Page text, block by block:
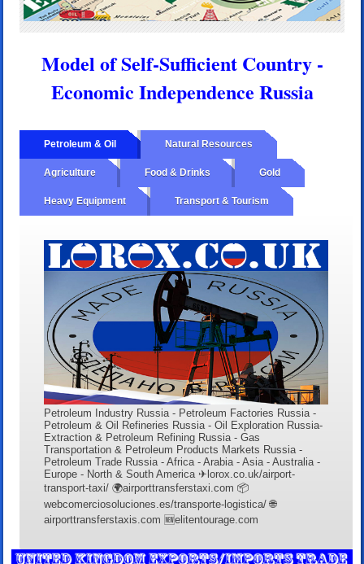
Model of Self-Sufficient Country -
Economic Independence Russia
Petroleum & Oil Natural Resources
Agriculture Food & Drinks Gold
Heavy Equipment Transport & Tourism
Petroleum Industry Russia - Petroleum Factories Russia -
Petroleum & Oil Refineries Russia - Oil Exploration Russia-
Extraction & Petroleum Refining Russia - Gas
Transportation & Petroleum Products Markets Russia -
Petroleum Trade Russia - Africa - Arabia - Asia - Australia -
Europe - North & South America ✈lorox.co.uk/airport-
transport-taxi/ 🌍airporttransferstaxi.com 📦
webcomerciosoluciones.es/transporte-logistica/ 🌐
airporttransferstaxis.com 🆕elitentourage.com